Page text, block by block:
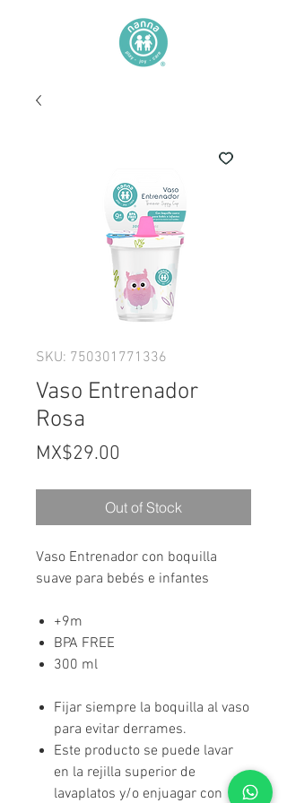
SKU: 750301771336
Vaso Entrenador
Rosa
MX$29.00
Out of Stock
Vaso Entrenador con boquilla
suave para bebés e infantes
+9m
BPA FREE
300 ml
Fijar siempre la boquilla al vaso
para evitar derrames.
Este producto se puede lavar
en la rejilla superior de
lavaplatos y/o enjuagar con